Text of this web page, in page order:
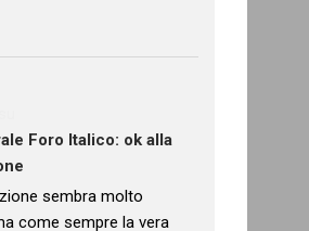
Foro Italico: ok alla
sembra molto
come sempre la vera